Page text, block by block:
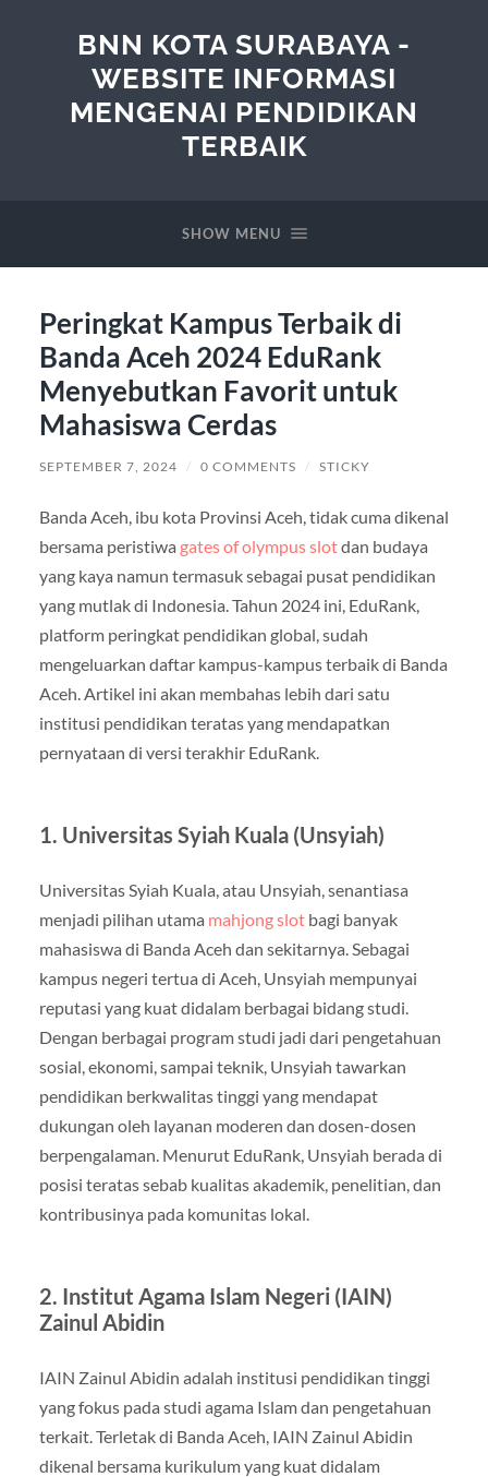
BNN KOTA SURABAYA -
WEBSITE INFORMASI
MENGENAI PENDIDIKAN
TERBAIK
SHOW MENU
Peringkat Kampus Terbaik di
Banda Aceh 2024 EduRank
Menyebutkan Favorit untuk
Mahasiswa Cerdas
SEPTEMBER 7, 2024 / 0 COMMENTS / STICKY
Banda Aceh, ibu kota Provinsi Aceh, tidak cuma dikenal
bersama peristiwa gates of olympus slotdan budaya
yang kaya namun termasuk sebagai pusat pendidikan
yang mutlak di Indonesia. Tahun 2024 ini, EduRank,
platform peringkat pendidikan global, sudah
mengeluarkan daftar kampus-kampus terbaik di Banda
Aceh. Artikel ini akan membahas lebih dari satu
institusi pendidikan teratas yang mendapatkan
pernyataan di versi terakhir EduRank.
1. Universitas Syiah Kuala (Unsyiah)
Universitas Syiah Kuala, atau Unsyiah, senantiasa
menjadi pilihan utama mahjong slotbagi banyak
mahasiswa di Banda Aceh dan sekitarnya. Sebagai
kampus negeri tertua di Aceh, Unsyiah mempunyai
reputasi yang kuat didalam berbagai bidang studi.
Dengan berbagai program studi jadi dari pengetahuan
sosial, ekonomi, sampai teknik, Unsyiah tawarkan
pendidikan berkwalitas tinggi yang mendapat
dukungan oleh layanan moderen dan dosen-dosen
berpengalaman. Menurut EduRank, Unsyiah berada di
posisi teratas sebab kualitas akademik, penelitian, dan
kontribusinya pada komunitas lokal.
2. Institut Agama Islam Negeri (IAIN)
Zainul Abidin
IAIN Zainul Abidin adalah institusi pendidikan tinggi
yang fokus pada studi agama Islam dan pengetahuan
terkait. Terletak di Banda Aceh, IAIN Zainul Abidin
dikenal bersama kurikulum yang kuat didalam